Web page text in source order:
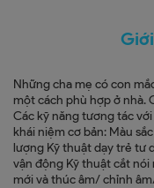
Những cha mẹ có con
một cách phù hợp ở nhà.
Các kỹ năng tương tác
khái niệm cơ bản: Màu
lượng Kỹ thuật dạy trẻ tư
vận động Kỹ thuật cắt nói
mới và thúc âm/ chỉnh